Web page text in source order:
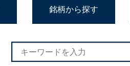
銘柄から探す